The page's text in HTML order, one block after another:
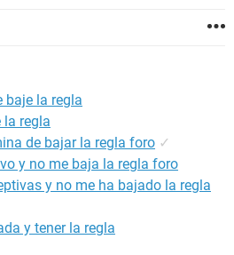
baje la regla
la regla
de bajar la regla foro ✓
y no me baja la regla foro
y no me ha bajado la regla
y tener la regla